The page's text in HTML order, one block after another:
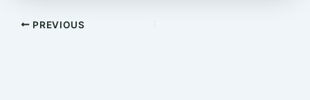
PREVIOUS